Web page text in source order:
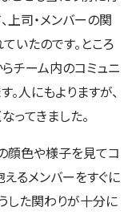
上司・メンバーの関
いたのです。ところ
チーム内のコミュニ
人にもよりますが、
ってきました。
顔色や様子を見てコ
るメンバーをすぐに
した関わりが十分に